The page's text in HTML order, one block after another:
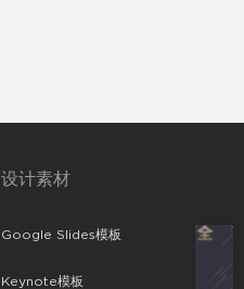
设计素材
Google Slides模板
Keynote模板